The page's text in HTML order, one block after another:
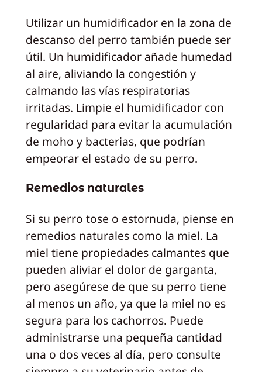
Utilizar un humidificador en la zona de
descanso del perro también puede ser
útil. Un humidificador añade humedad
al aire, aliviando la congestión y
calmando las vías respiratorias
irritadas. Limpie el humidificador con
regularidad para evitar la acumulación
de moho y bacterias, que podrían
empeorar el estado de su perro.
Remedios naturales
Si su perro tose o estornuda, piense en
remedios naturales como la miel. La
miel tiene propiedades calmantes que
pueden aliviar el dolor de garganta,
pero asegúrese de que su perro tiene
al menos un año, ya que la miel no es
segura para los cachorros. Puede
administrarse una pequeña cantidad
una o dos veces al día, pero consulte